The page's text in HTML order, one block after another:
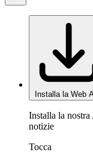
Installa la Web
Installa la
notizie
Tocca